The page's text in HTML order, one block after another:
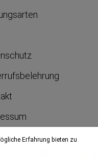
Erfahrung bieten zu